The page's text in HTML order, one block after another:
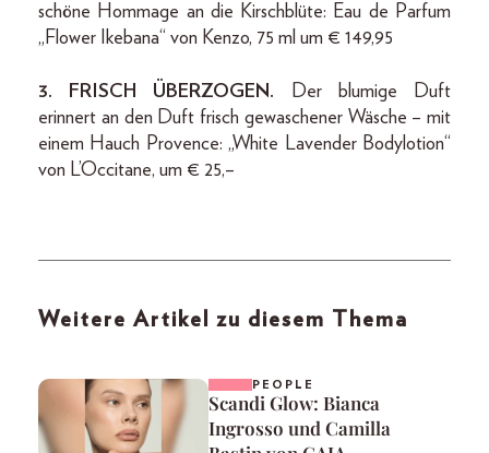
schöne Hommage an die Kirschblüte: Eau de Parfum
„Flower Ikebana“ von Kenzo, 75 ml um € 149,95
3. FRISCH ÜBERZOGEN.
Der blumige Duft
erinnert an den Duft frisch gewaschener Wäsche – mit
einem Hauch Provence: „White Lavender Bodylotion“
von L’Occitane, um € 25,–
Weitere Artikel zu diesem Thema
PEOPLE
Scandi Glow: Bianca
Ingrosso und Camilla